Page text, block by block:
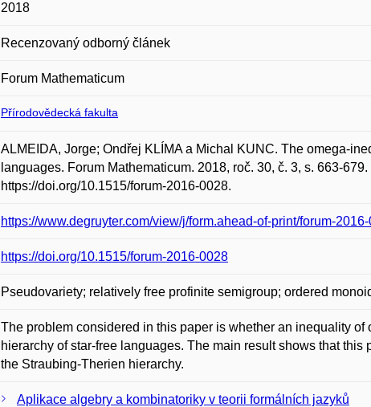
2018
Recenzovaný odborný článek
Forum Mathematicum
Přírodovědecká fakulta
ALMEIDA, Jorge; Ondřej KLÍMA a Michal KUNC. The omega-
languages. Forum Mathematicum. 2018, roč. 30, č. 3, s. 663-
https://doi.org/10.1515/forum-2016-0028.
https://www.degruyter.com/view/j/form.ahead-of-print/forum-
https://doi.org/10.1515/forum-2016-0028
Pseudovariety; relatively free profinite semigroup; ordered
The problem considered in this paper is whether an inequality
hierarchy of star-free languages. The main result shows that
the Straubing-Therien hierarchy.
Aplikace algebry a kombinatoriky v teorii formálních jazyků